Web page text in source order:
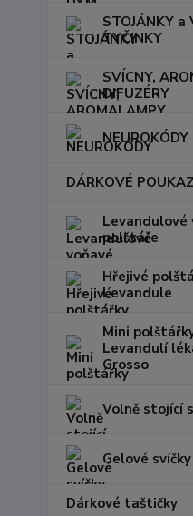
STOJÁNKY a
TYČINKY
SVÍCNY,
DIFUZÉRY
NEUROKÓDY
DÁRKOVÉ
Levandulové
polštáře
Hřejivé
Levandule
Mini
Levandulí
Grosso
Volně stojící
Gelové svíčky
Dárkové taštičky